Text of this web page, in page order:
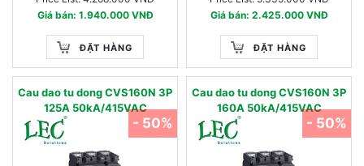
Giá bán: 1.940.000 VNĐ
ĐẶT HÀNG
Giá bán: 2.425.000 VNĐ
ĐẶT HÀNG
Cau dao tu dong CVS160N 3P
125A 50kA/415VAC
- 50%
Cau dao tu dong CVS160N 3P
160A 50kA/415VAC
- 50%